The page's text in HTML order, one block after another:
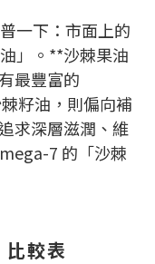
一下：市面上的
」。**沙棘果油
最豐富的
籽油，則偏向補
求深層滋潤、維
7 的「沙棘
比較表